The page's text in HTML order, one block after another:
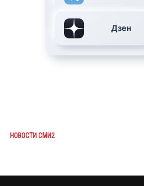
Дзен
НОВОСТИ СМИ2